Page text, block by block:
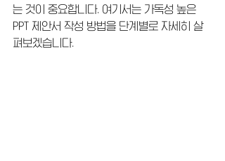
는 것이 중요합니다. 여기서는 가독성 높은
PPT 제안서 작성 방법을 단계별로 자세히 살
펴보겠습니다.